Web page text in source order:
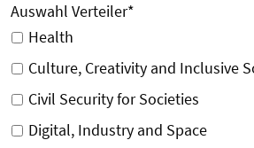
Auswahl Verteiler*
Health
Culture, Creativity and Inclusive
Civil Security for Societies
Digital, Industry and Space